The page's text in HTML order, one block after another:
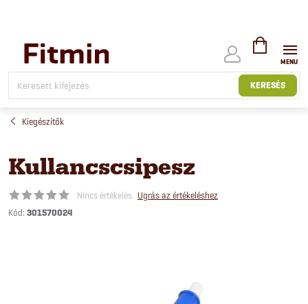
tartalomhoz
KERESÉS
KOSÁR
Kiegészítők
Kullancscsipesz
Nincs értékelés Ugrás az értékeléshez
Kód: 301570024